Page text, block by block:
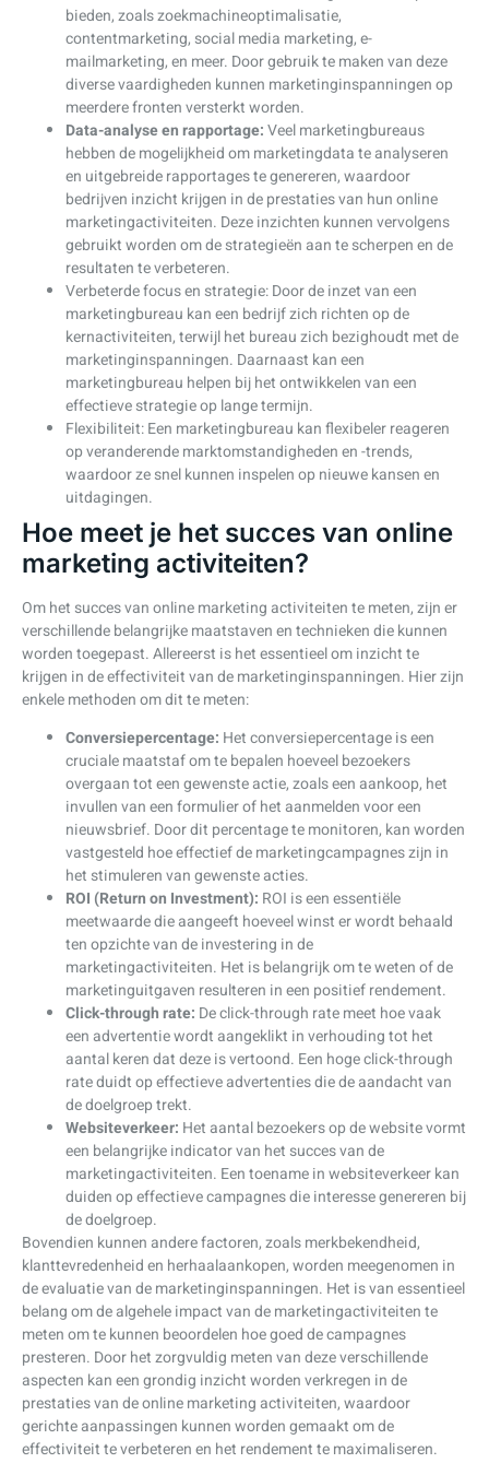
bieden, zoals zoekmachineoptimalisatie,
contentmarketing, social media marketing, e-
mailmarketing, en meer. Door gebruik te maken van deze
diverse vaardigheden kunnen marketinginspanningen op
meerdere fronten versterkt worden.
Data-analyse en rapportage:Veel marketingbureaus
hebben de mogelijkheid om marketingdata te analyseren
en uitgebreide rapportages te genereren, waardoor
bedrijven inzicht krijgen in de prestaties van hun online
marketingactiviteiten. Deze inzichten kunnen vervolgens
gebruikt worden om de strategieën aan te scherpen en de
resultaten te verbeteren.
Verbeterde focus en strategie: Door de inzet van een
marketingbureau kan een bedrijf zich richten op de
kernactiviteiten, terwijl het bureau zich bezighoudt met de
marketinginspanningen. Daarnaast kan een
marketingbureau helpen bij het ontwikkelen van een
effectieve strategie op lange termijn.
Flexibiliteit: Een marketingbureau kan flexibeler reageren
op veranderende marktomstandigheden en -trends,
waardoor ze snel kunnen inspelen op nieuwe kansen en
uitdagingen.
Hoe meet je het succes van online
marketing activiteiten?
Om het succes van online marketing activiteiten te meten, zijn er
verschillende belangrijke maatstaven en technieken die kunnen
worden toegepast. Allereerst is het essentieel om inzicht te
krijgen in de effectiviteit van de marketinginspanningen. Hier zijn
enkele methoden om dit te meten:
Conversiepercentage: Het conversiepercentage is een
cruciale maatstaf om te bepalen hoeveel bezoekers
overgaan tot een gewenste actie, zoals een aankoop, het
invullen van een formulier of het aanmelden voor een
nieuwsbrief. Door dit percentage te monitoren, kan worden
vastgesteld hoe effectief de marketingcampagnes zijn in
het stimuleren van gewenste acties.
ROI (Return on Investment): ROI is een essentiële
meetwaarde die aangeeft hoeveel winst er wordt behaald
ten opzichte van de investering in de
marketingactiviteiten. Het is belangrijk om te weten of de
marketinguitgaven resulteren in een positief rendement.
Click-through rate: De click-through rate meet hoe vaak
een advertentie wordt aangeklikt in verhouding tot het
aantal keren dat deze is vertoond. Een hoge click-through
rate duidt op effectieve advertenties die de aandacht van
de doelgroep trekt.
Websiteverkeer: Het aantal bezoekers op de website vormt
een belangrijke indicator van het succes van de
marketingactiviteiten. Een toename in websiteverkeer kan
duiden op effectieve campagnes die interesse genereren bij
de doelgroep.
Bovendien kunnen andere factoren, zoals merkbekendheid,
klanttevredenheid en herhaalaankopen, worden meegenomen in
de evaluatie van de marketinginspanningen. Het is van essentieel
belang om de algehele impact van de marketingactiviteiten te
meten om te kunnen beoordelen hoe goed de campagnes
presteren. Door het zorgvuldig meten van deze verschillende
aspecten kan een grondig inzicht worden verkregen in de
prestaties van de online marketing activiteiten, waardoor
gerichte aanpassingen kunnen worden gemaakt om de
effectiviteit te verbeteren en het rendement te maximaliseren.